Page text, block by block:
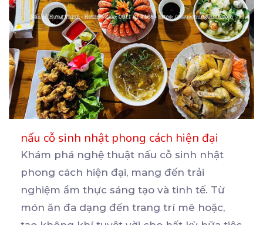
nấu cỗ sinh nhật phong cách hiện đại
Khám phá nghệ thuật nấu cỗ sinh nhật
phong cách hiện đại, mang đến trải
nghiệm ẩm thực sáng tạo và tinh tế. Từ
món ăn đa dạng đến trang trí mê hoặc,